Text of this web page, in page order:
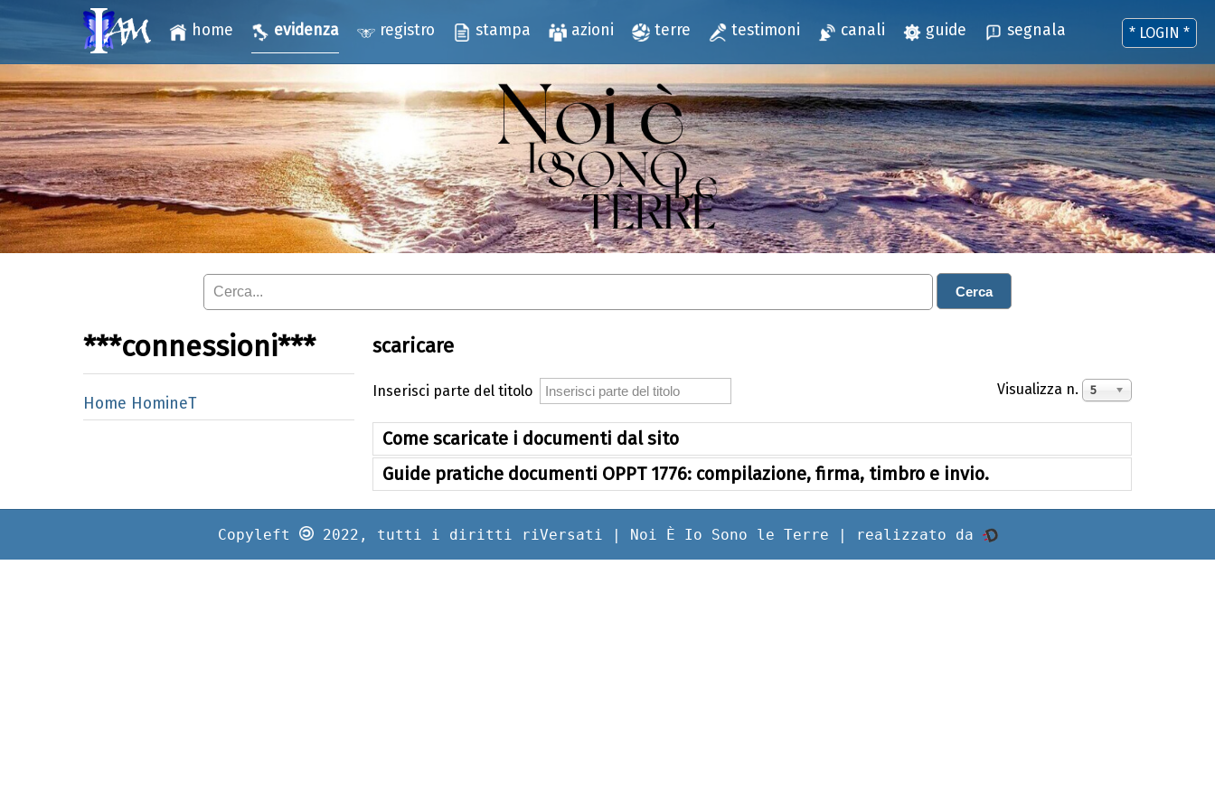
home evidenza registro stampa azioni terre testimoni canali guide segnala
Cerca
* LOGIN *
***connessioni***
Home HomineT
scaricare
Inserisci parte del titolo Visualizza n. 5
Come scaricate i documenti dal sito
Guide pratiche documenti OPPT 1776: compilazione, firma, timbro e invio.
Copyleft 2022, tutti i diritti riVersati | Noi È Io Sono le Terre | realizzato da